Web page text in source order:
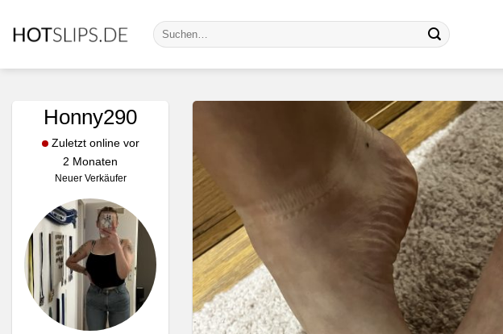
Inhalt
Suche
nach:
Honny290
Zuletzt online vor
2 Monaten
Neuer Verkäufer